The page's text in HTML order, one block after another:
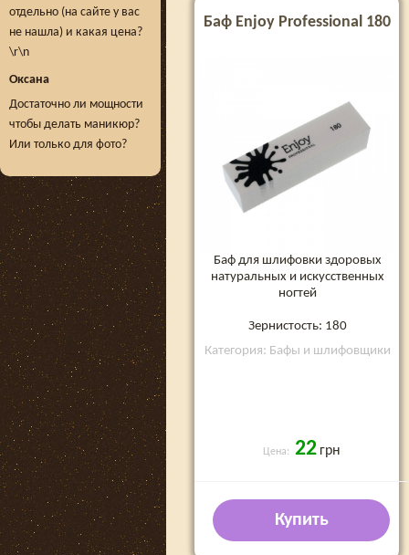
отдельно (на сайте у вас
не нашла) и какая цена?
\r\n
Оксана
Достаточно ли мощности
чтобы делать маникюр?
Или только для фото?
Баф Enjoy Professional 180
Баф для шлифовки здоровых
натуральных и искусственных
ногтей
Зернистость: 180
Категория: Бафы и шлифовщики
Цена: 22 грн
Купить